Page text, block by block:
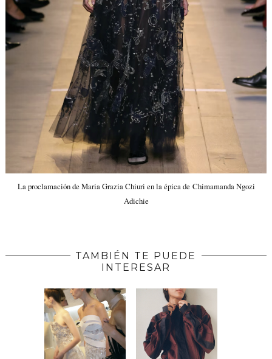
La proclamación de Maria Grazia Chiuri en la épica de Chimamanda Ngozi
Adichie
TAMBIÉN TE PUEDE
INTERESAR